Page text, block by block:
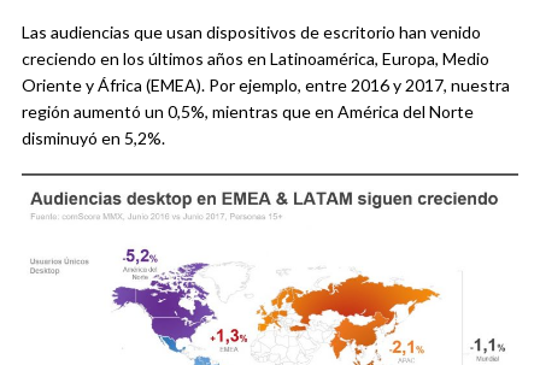
Las audiencias que usan dispositivos de escritorio han venido
creciendo en los últimos años en Latinoamérica, Europa, Medio
Oriente y África (EMEA). Por ejemplo, entre 2016 y 2017, nuestra
región aumentó un 0,5%, mientras que en América del Norte
disminuyó en 5,2%.